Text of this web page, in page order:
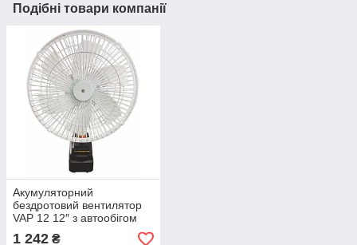
Подібні товари компанії
Акумуляторний
бездротовий вентилятор
VAP 12 12″ з автообігом
Настільний кулер з 2
1 242 ₴